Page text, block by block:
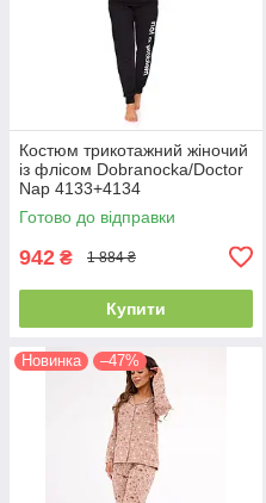
Костюм трикотажний жіночий
із флісом Dobranocka/Doctor
Nap 4133+4134
Готово до відправки
942 ₴ 1 884 ₴
Купити
Новинка –47%